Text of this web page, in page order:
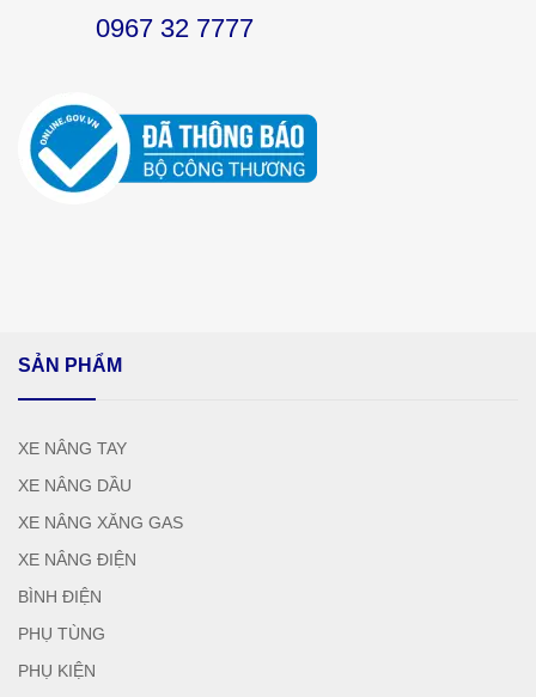
0967 32 7777
SẢN PHẨM
XE NÂNG TAY
XE NÂNG DẦU
XE NÂNG XĂNG GAS
XE NÂNG ĐIỆN
BÌNH ĐIỆN
PHỤ TÙNG
PHỤ KIỆN